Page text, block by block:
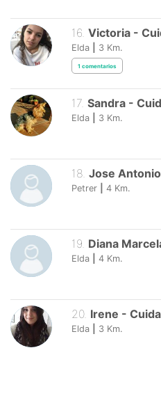
16 Victoria -
Elda 3 Km.
1 comentarios
17. Sandra -
Elda 3 Km.
18. Jose Antonio
Petrer 4 Km.
19. Diana
Elda 4 Km.
20. Irene -
Elda 3 Km.